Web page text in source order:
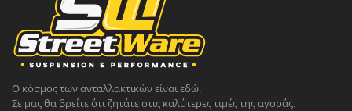
Ο κόσμος των ανταλλακτικών είναι εδώ.
Σε μας θα βρείτε ότι ζητάτε στις καλύτερες τιμές της αγοράς.